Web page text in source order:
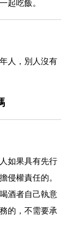
起吃飯。
人，別人沒有
如果具有先行
侵權責任的。
酒者自己執意
的，不需要承